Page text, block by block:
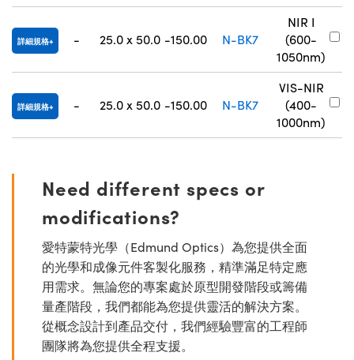
詳細規格 - 25.0 x 50.0 -150.00 N-BK7
NIR I
(600-
1050nm)
詳細規格 - 25.0 x 50.0 -150.00 N-BK7
VIS-NIR
(400-
1000nm)
Need different specs or
modifications?
愛特蒙特光學（Edmund Optics）為您提供全面
的光學和成像元件客製化服務，精準滿足特定應
用需求。無論您的專案處於原型開發階段或籌備
量產階段，我們都能為您提供靈活的解決方案。
從概念設計到產品交付，我們經驗豐富的工程師
團隊將為您提供全程支援。